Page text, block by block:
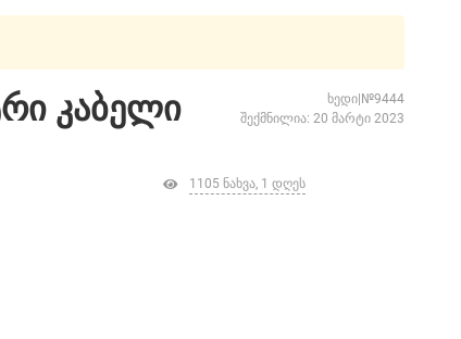
კაბელი
ხედი|№9444
შექმნილია: 20 მარტი 2023
1105 ნახვა, 1 დღეს